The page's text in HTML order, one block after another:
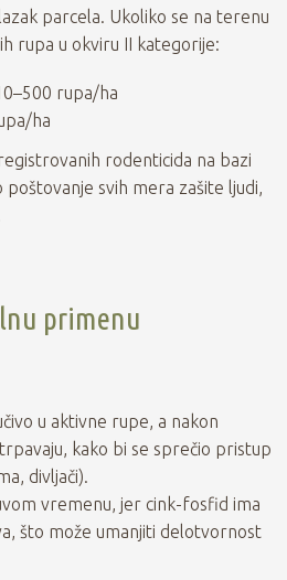
parcela. Ukoliko se na terenu
rupa u okviru II kategorije:
rupa/ha
ha
rodenticida na bazi
svih mera zašite ljudi,
primenu
u aktivne rupe, a nakon
kako bi se sprečio pristup
divljači).
vremenu, jer cink-fosfid ima
što može umanjiti delotvornost